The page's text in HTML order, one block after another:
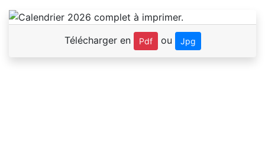
Télécharger en Pdf ou Jpg